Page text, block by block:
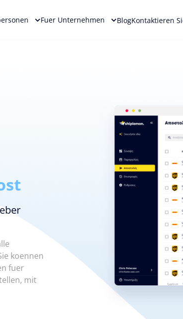
Fuer Unternehmen BlogKontaktieren
koennen
fuer
mit